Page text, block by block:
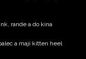
rande a do kina
a mají kitten heel